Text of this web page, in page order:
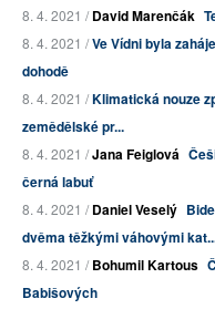
8. 4. 2021 /David Marenčák
8. 4. 2021 /Ve Vídni byla
dohodě
8. 4. 2021 /Klimatická nouze
zemědělské pr...
8. 4. 2021 /Jana Feiglová
černá labuť
8. 4. 2021 /Daniel Veselý
dvěma těžkými váhovými
8. 4. 2021 /Bohumil Kartous
Babišových